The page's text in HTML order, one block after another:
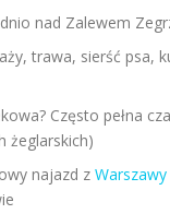
nad Zalewem
trawa, sierść
Często pełna
żeglarskich)
najazd z